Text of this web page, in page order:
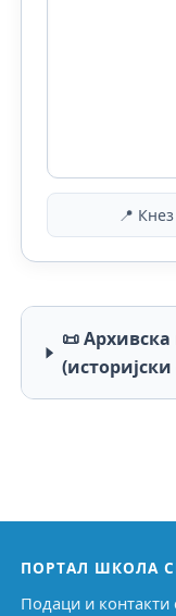
📍
📜
ПОРТАЛ ШКОЛА
Подаци и контакти